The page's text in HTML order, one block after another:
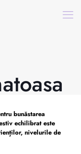
bunăstarea
echilibrat este
nivelurile de